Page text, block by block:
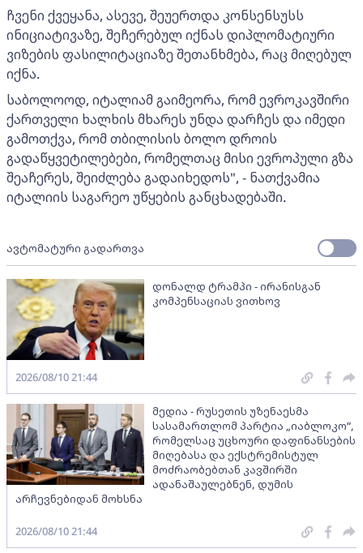
ჩვენი ქვეყანა, ასევე, შეუერთდა კონსენსუსს
ინიციატივაზე, შეჩერებულ იქნას დიპლომატიური
ვიზების ფასილიტაციაზე შეთანხმება, რაც მიღებულ
იქნა.
საბოლოოდ, იტალიამ გაიმეორა, რომ ევროკავშირი
ქართველი ხალხის მხარეს უნდა დარჩეს და იმედი
გამოთქვა, რომ თბილისის ბოლო დროის
გადაწყვეტილებები, რომელთაც მისი ევროპული გზა
შეაჩერეს, შეიძლება გადაიხედოს", - ნათქვამია
იტალიის საგარეო უწყების განცხადებაში.
ავტომატური გადართვა
დონალდ ტრამპი - ირანისგან
კომპენსაციას ვითხოვ
2026/08/10 21:44
მედია - რუსეთის უზენაესმა
სასამართლომ პარტია „იაბლოკო“,
რომელსაც უცხოური დაფინანსების
მიღებასა და ექსტრემისტულ
მოძრაობებთან კავშირში
ადანაშაულებნენ, დუმის
არჩევნებიდან მოხსნა
2026/08/10 21:44